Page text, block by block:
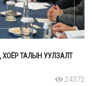
ТАЛЫН УУЛЗАЛТ
24372